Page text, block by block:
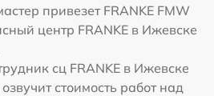
привезет FRANKE FMW
центр FRANKE в Ижевске
сц FRANKE в Ижевске
стоимость работ над